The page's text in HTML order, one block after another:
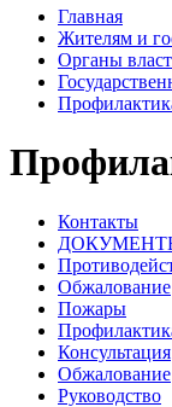
Главная
Жителям и
Органы
Контакты
Обжалование
Пожары
Консультация
Обжалование
Руководство